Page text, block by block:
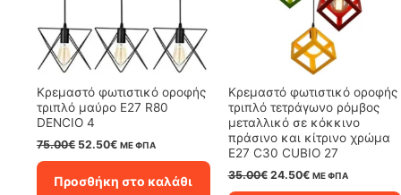
Κρεμαστό φωτιστικό οροφής
τριπλό μαύρο E27 R80
DENCIO 4
75.00€ Original
75.00€.
52.50€Η
είναι:
ΜΕ ΦΠΑ
Προσθήκη στο καλάθι
Κρεμαστό φωτιστικό οροφής
τριπλό τετράγωνο ρόμβος
μεταλλικό σε κόκκινο
πράσινο και κίτρινο χρώμα
E27 C30 CUBIO 27
35.00€ Original
24.50€ΗΜΕ ΦΠΑ